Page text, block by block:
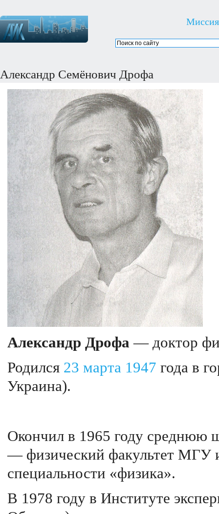
Миссия
Александр Семёнович Дрофа
Александр Дрофа — доктор
Родился 23 марта 1947 года в
Украина).
Окончил в 1965 году среднюю
— физический факультет
специальности «физика».
В 1978 году в Институте